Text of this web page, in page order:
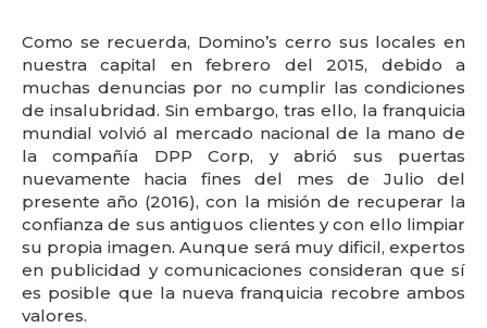
Como se recuerda, Domino’s cerro sus locales en
nuestra capital en febrero del 2015, debido a
muchas denuncias por no cumplir las condiciones
de insalubridad. Sin embargo, tras ello, la franquicia
mundial volvió al mercado nacional de la mano de
la compañía DPP Corp, y abrió sus puertas
nuevamente hacia fines del mes de Julio del
presente año (2016), con la misión de recuperar la
confianza de sus antiguos clientes y con ello limpiar
su propia imagen. Aunque será muy dificil, expertos
en publicidad y comunicaciones consideran que sí
es posible que la nueva franquicia recobre ambos
valores.